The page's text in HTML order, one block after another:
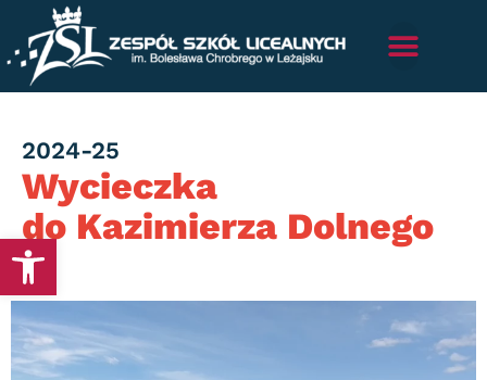
Otwórz pasek narzędzi
Wycieczka
do Kazimierza Dolnego
Category
2024-25